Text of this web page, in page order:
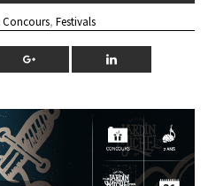
Concours, Festivals